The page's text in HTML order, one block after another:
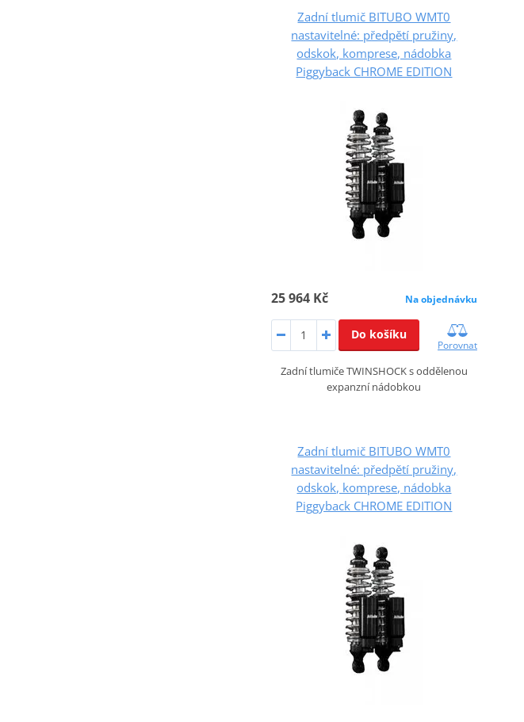
Zadní tlumič BITUBO WMT0
nastavitelné: předpětí pružiny,
odskok, komprese, nádobka
Piggyback CHROME EDITION
25 964 Kč Na objednávku
Do košíku
Porovnat
Zadní tlumiče TWINSHOCK s oddělenou
expanzní nádobkou
Zadní tlumič BITUBO WMT0
nastavitelné: předpětí pružiny,
odskok, komprese, nádobka
Piggyback CHROME EDITION